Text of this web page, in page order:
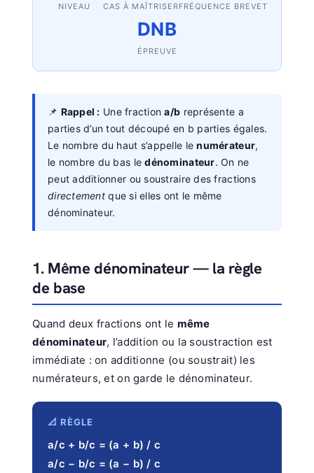
NIVEAU CAS À MAÎTRISERFRÉQUENCE BREVET
DNB
ÉPREUVE
📌 Rappel : Une fractiona/b représente a
parties d’un tout découpé en b parties égales.
Le nombre du haut s’appelle lenumérateur,
le nombre du bas ledénominateur. On ne
peut additionner ou soustraire des fractions
directementque si elles ont le même
dénominateur.
1. Même dénominateur — la règle
de base
Quand deux fractions ont le même
dénominateur, l’addition ou la soustraction est
immédiate : on additionne (ou soustrait) les
numérateurs, et on garde le dénominateur.
📐 RÈGLE
a/c + b/c = (a + b) / c
a/c − b/c = (a − b) / c